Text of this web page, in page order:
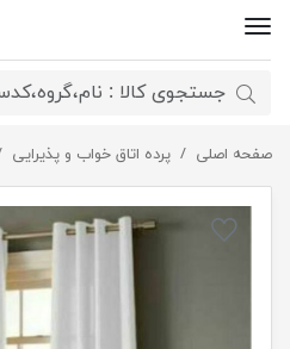
صفحه اصلی پرده اتاق خواب و پذیرایی
پرده پانچی کتان رنگ سفید